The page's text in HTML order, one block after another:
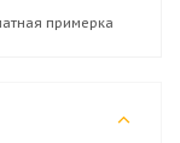
примерка